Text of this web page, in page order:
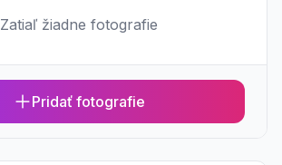
Zatiaľ žiadne fotografie
Pridať fotografie